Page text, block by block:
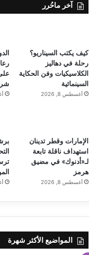
آخر ماحُرر
كيف يكتب السيناريو؟
رحلة في دهاليز
الكلاسيكيات وفن الحكاية
السينمائية
أغسطس 8, 2026
الإمارات وقطر تدينان
استهداف ناقلة تابعة
لـ«أدنوك» في مضيق
هرمز
أغسطس 8, 2026
المواضيع الأكثر شهرة